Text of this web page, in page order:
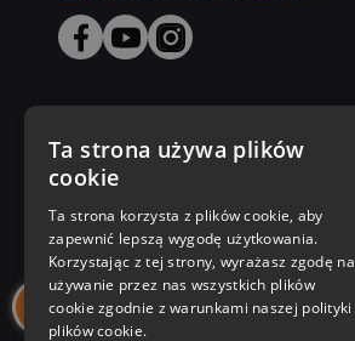
Zakupy u nas
Nasza oferta
Nasi autorzy
Ta strona używa plików
cookie
Ta strona korzysta z plików cookie, aby
zapewnić lepszą wygodę użytkowania.
Korzystając z tej strony, wyrażasz zgodę na
używanie przez nas wszystkich plików
cookie zgodnie z warunkami naszej polityki
plików cookie.